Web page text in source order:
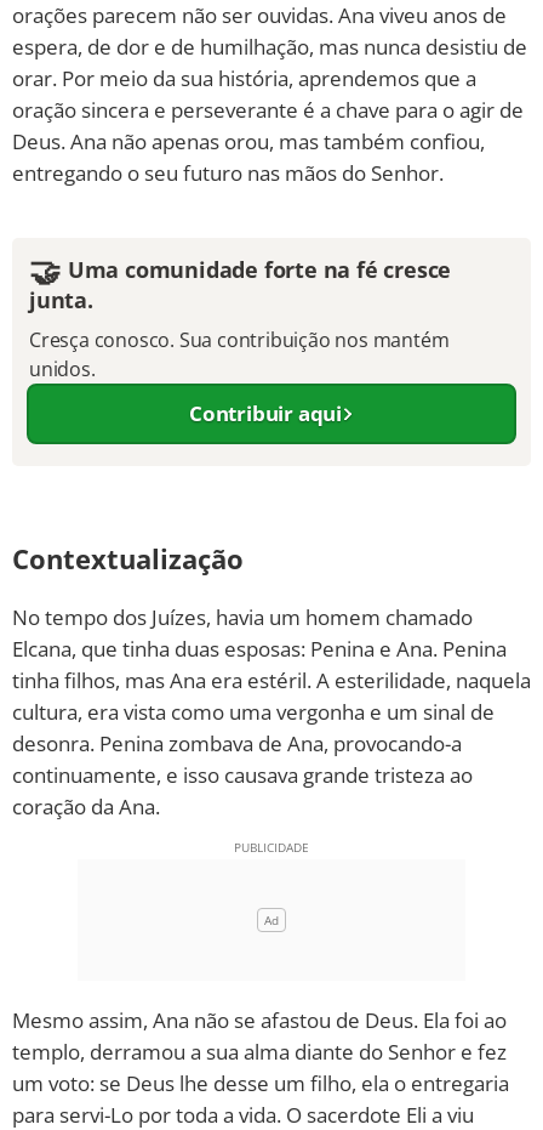
orações parecem não ser ouvidas. Ana viveu anos de
espera, de dor e de humilhação, mas nunca desistiu de
orar. Por meio da sua história, aprendemos que a
oração sincera e perseverante é a chave para o agir de
Deus. Ana não apenas orou, mas também confiou,
entregando o seu futuro nas mãos do Senhor.
🤝 Uma comunidade forte na fé cresce
junta.
Cresça conosco. Sua contribuição nos mantém
unidos.
Contribuir aqui
Contextualização
No tempo dos Juízes, havia um homem chamado
Elcana, que tinha duas esposas: Penina e Ana. Penina
tinha filhos, mas Ana era estéril. A esterilidade, naquela
cultura, era vista como uma vergonha e um sinal de
desonra. Penina zombava de Ana, provocando-a
continuamente, e isso causava grande tristeza ao
coração da Ana.
Mesmo assim, Ana não se afastou de Deus. Ela foi ao
templo, derramou a sua alma diante do Senhor e fez
um voto: se Deus lhe desse um filho, ela o entregaria
para servi-Lo por toda a vida. O sacerdote Eli a viu